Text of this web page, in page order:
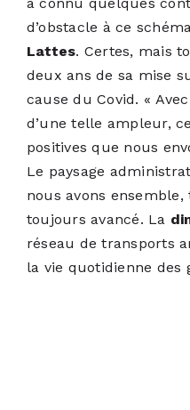
d’obstacle à ce
Lattes. Certes, mais
deux ans de sa mise
cause du Covid. «
d’une telle ampleur,
positives que nous
Le paysage
nous avons
toujours avancé. La
réseau de transports
la vie quotidienne des